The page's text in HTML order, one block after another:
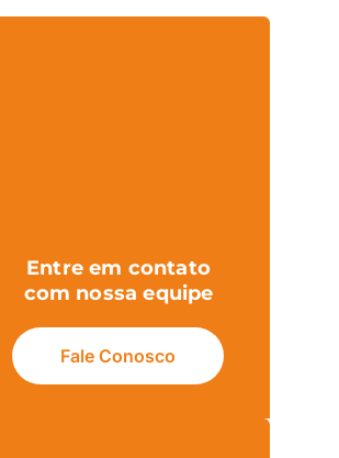
Entre em contato
com nossa equipe
Fale Conosco